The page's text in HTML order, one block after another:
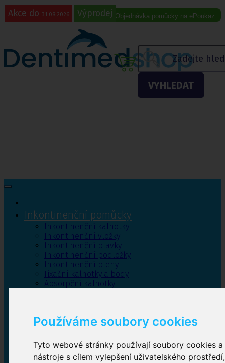
Používáme soubory cookies
Tyto webové stránky používají soubory cookies
nástroje s cílem vylepšení uživatelského
Objednávka pomůcky na ePoukaz
VYHLEDAT
Menu eshopu
Inkontinenční pomůcky
Inkontinenční kalhotky
Inkontinenční vložky
Inkontinenční plavky
Inkontinenční podložky
Inkontinenční pleny
Fixační kalhotky a body
Absorpční kalhotky
Inkontinenční kalhotky
Akce do 31.08.2026 Výprodej